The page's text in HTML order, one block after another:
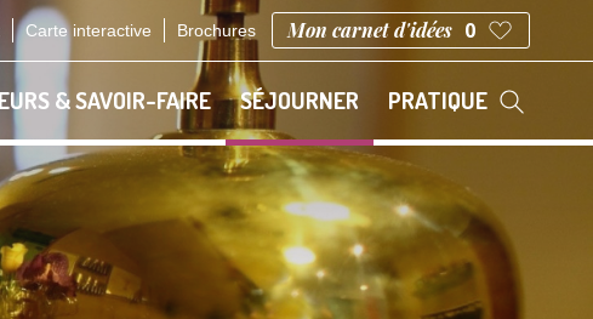
Carte interactive Brochures Mon carnet d'idées 0
& SAVOIR-FAIRE SÉJOURNER PRATIQUE